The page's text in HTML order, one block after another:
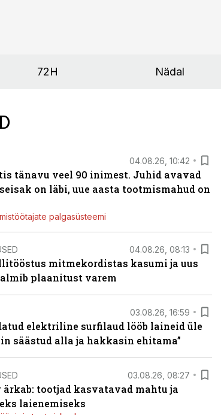
72H Nädal
04.08.26, 10:42
tänavu veel 90 inimest. Juhid avavad
on läbi, uue aasta tootmismahud on
palgasüsteemi
04.08.26, 08:13
mitmekordistas kasumi ja uus
plaanitust varem
03.08.26, 16:59
elektriline surfilaud lööb laineid üle
säästud alla ja hakkasin ehitama”
03.08.26, 08:27
ärkab: tootjad kasvatavad mahtu ja
laienemiseks